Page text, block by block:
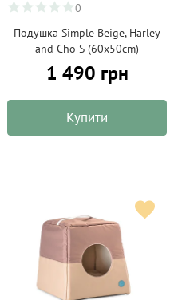
0
Подушка Simple Beige, Harley
and Cho S (60х50cm)
1 490 грн
Купити